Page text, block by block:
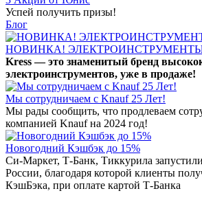
Успей получить призы!
Блог
НОВИНКА! ЭЛЕКТРОИНСТРУМЕНТЫ
Kress — это знаменитый бренд
электроинструментов, уже в продаже!
Мы сотрудничаем с Knauf 25 Лет!
Мы рады сообщить, что продлеваем
компанией Knauf на 2024 год!
Новогодний Кэшбэк до 15%
Си-Маркет, Т-Банк, Тиккурила
России, благодаря которой клиенты
КэшБэка, при оплате картой Т-Банка